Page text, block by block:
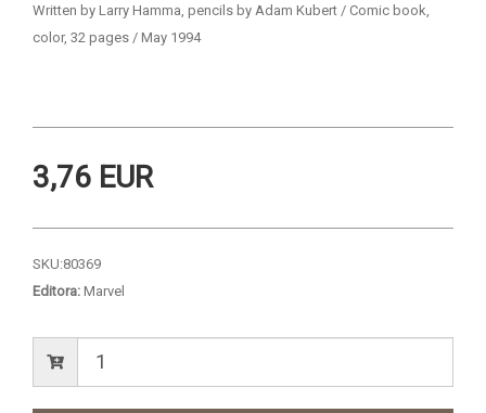
Written by Larry Hamma, pencils by Adam Kubert / Comic book,
color, 32 pages / May 1994
3,76 EUR
SKU:80369
Editora: Marvel